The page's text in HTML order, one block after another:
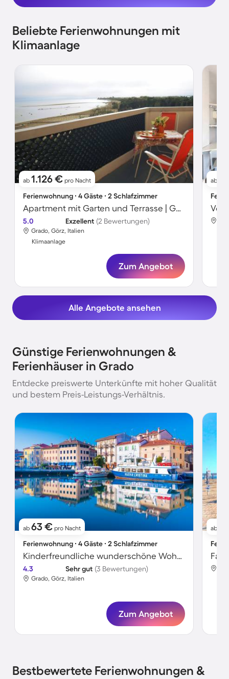
Beliebte Ferienwohnungen mit
Klimaanlage
ab 1.126 € pro Nacht
Ferienwohnung ∙ 4 Gäste ∙ 2 Schlafzimmer
Apartment mit Garten und Terrasse | Gartenblick
5.0 Exzellent (2 Bewertungen)
Grado, Görz, Italien
Klimaanlage
Zum Angebot
ab
Alle Angebote ansehen
Günstige Ferienwohnungen &
Ferienhäuser in Grado
Entdecke preiswerte Unterkünfte mit hoher Qualität
und bestem Preis-Leistungs-Verhältnis.
ab 63 € pro Nacht
Ferienwohnung ∙ 4 Gäste ∙ 2 Schlafzimmer
Kinderfreundliche wunderschöne Wohnung mit Terrasse | Stadtblick | Neben dem Strand | Haustiere erlaubt
4.3 Sehr gut (3 Bewertungen)
Grado, Görz, Italien
Zum Angebot
ab
Bestbewertete Ferienwohnungen &